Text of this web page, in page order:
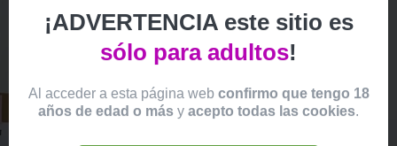
¡ADVERTENCIA este sitio es
sólo para adultos!
Al acceder a esta página web confirmo que tengo 18
años de edad o más y acepto todas las cookies.